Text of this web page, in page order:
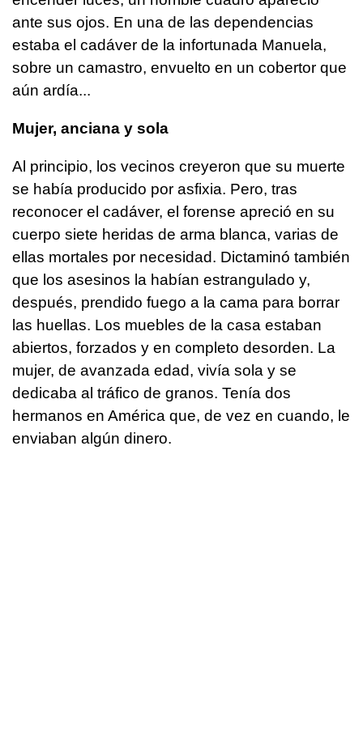
ante sus ojos. En una de las dependencias
estaba el cadáver de la infortunada Manuela,
sobre un camastro, envuelto en un cobertor que
aún ardía...
Mujer, anciana y sola
Al principio, los vecinos creyeron que su muerte
se había producido por asfixia. Pero, tras
reconocer el cadáver, el forense apreció en su
cuerpo siete heridas de arma blanca, varias de
ellas mortales por necesidad. Dictaminó también
que los asesinos la habían estrangulado y,
después, prendido fuego a la cama para borrar
las huellas. Los muebles de la casa estaban
abiertos, forzados y en completo desorden. La
mujer, de avanzada edad, vivía sola y se
dedicaba al tráfico de granos. Tenía dos
hermanos en América que, de vez en cuando, le
enviaban algún dinero.